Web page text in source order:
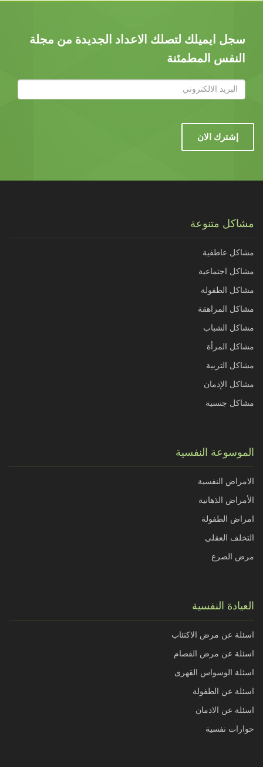
سجل ايميلك لتصلك الاعداد الجديدة من مجلة
النفس المطمئنة
إشترك الان
مشاكل متنوعة
مشاكل عاطفية
مشاكل اجتماعية
مشاكل الطفولة
مشاكل المراهقة
مشاكل الشباب
مشاكل المرأة
مشاكل التربية
مشاكل الإدمان
مشاكل جنسية
الموسوعة النفسية
الامراض النفسية
الأمراض الذهانية
امراض الطفولة
التخلف العقلى
مرض الصرع
العيادة النفسية
اسئلة عن مرض الاكتئاب
اسئلة عن مرض الفصام
اسئلة الوسواس القهرى
اسئلة عن الطفولة
اسئلة عن الادمان
حوارات نفسية